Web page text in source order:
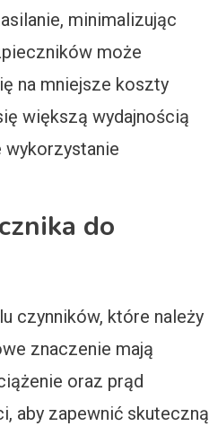
minimalizując
może
na mniejsze koszty
większą wydajnością
wykorzystanie
do
czynników, które należy
znaczenie mają
oraz prąd
aby zapewnić skuteczną